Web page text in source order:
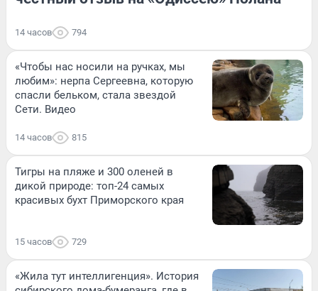
14 часов 794
«Чтобы нас носили на ручках, мы
любим»: нерпа Сергеевна, которую
спасли бельком, стала звездой
Сети. Видео
14 часов 815
Тигры на пляже и 300 оленей в
дикой природе: топ-24 самых
красивых бухт Приморского края
15 часов 729
«Жила тут интеллигенция». История